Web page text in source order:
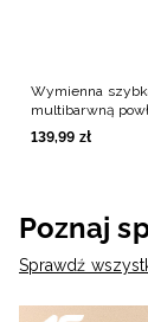
Wymienna
multibarwną
139,99 zł
Poznaj
Sprawdź